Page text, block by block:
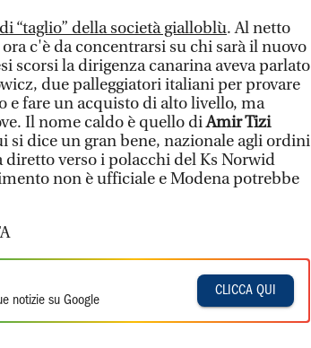
“taglio” della società gialloblù. Al netto
c'è da concentrarsi su chi sarà il nuovo
scorsi la dirigenza canarina aveva parlato
due palleggiatori italiani per provare
e fare un acquisto di alto livello, ma
Il nome caldo è quello diAmir Tizi
si dice un gran bene, nazionale agli ordini
diretto verso i polacchi del Ks Norwid
non è ufficiale e Modena potrebbe
notizie su Google
CLICCA QUI